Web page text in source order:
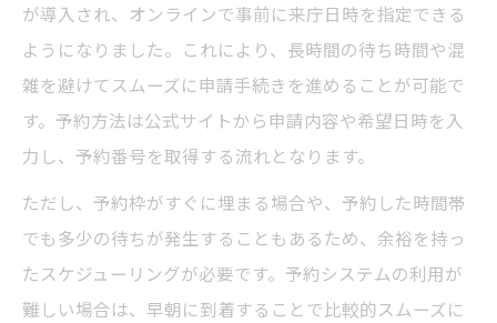
が導入され、オンラインで事前に来庁日時を指定できる
ようになりました。これにより、長時間の待ち時間や混
雑を避けてスムーズに申請手続きを進めることが可能で
す。予約方法は公式サイトから申請内容や希望日時を入
力し、予約番号を取得する流れとなります。
ただし、予約枠がすぐに埋まる場合や、予約した時間帯
でも多少の待ちが発生することもあるため、余裕を持っ
たスケジューリングが必要です。予約システムの利用が
難しい場合は、早朝に到着することで比較的スムーズに